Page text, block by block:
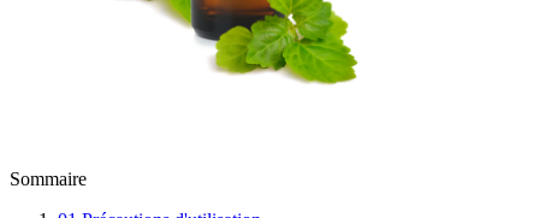
Sommaire